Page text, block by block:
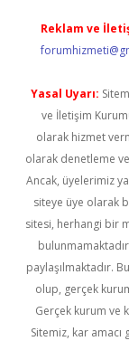
Reklam ve
Yasal Uyarı:
ve İletişim
olarak hizmet
olarak denetleme
Ancak, üyelerimiz
siteye üye olarak
sitesi, herhangi bir
paylaşılmaktadır.
olup, gerçek
Gerçek kurum ve
Sitemiz, kar